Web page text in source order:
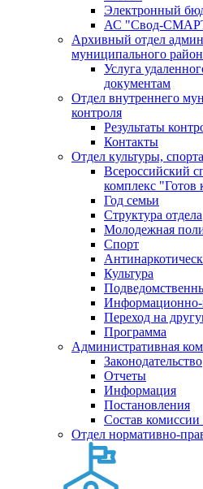
Электронный
АС "Свод-
Архивный отдел
муниципального
Услуга
документам
Отдел внутреннего
контроля
Результаты
Контакты
Отдел культуры,
Всероссийский
комплекс "Готов
Год семьи
Структура отдела
Молодежная
Спорт
Культура
Информационно-
Переход на
Программа
Административная
Законодательство
Отчеты
Информация
Постановления
Состав
Отдел нормативно-